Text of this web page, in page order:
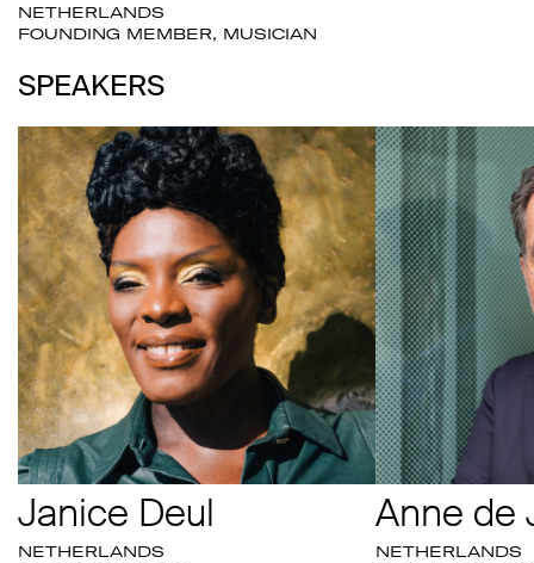
NETHERLANDS
FOUNDING MEMBER, MUSICIAN
SPEAKERS
Janice Deul
NETHERLANDS
Anne de
NETHERLANDS